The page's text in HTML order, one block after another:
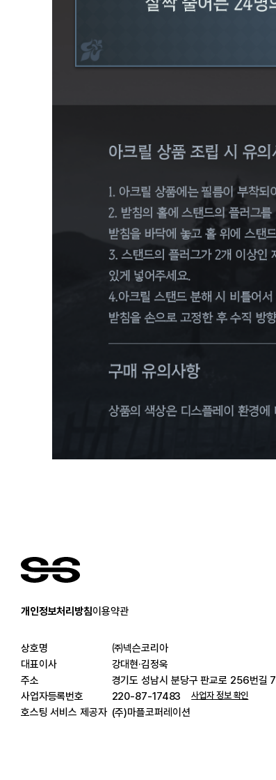
개인정보처리방침이용약관
상호명
㈜넥슨코리아
대표이사
강대현·김정욱
주소
경기도 성남시 분당구판교로 256번길 7
사업자등록번호
220-87-17483 사업자 정보 확인
호스팅 서비스 제공자 (주)마플코퍼레이션